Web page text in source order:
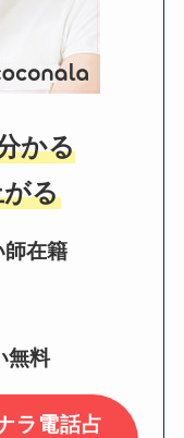
かる
る
師在籍
無料
ラ電話占